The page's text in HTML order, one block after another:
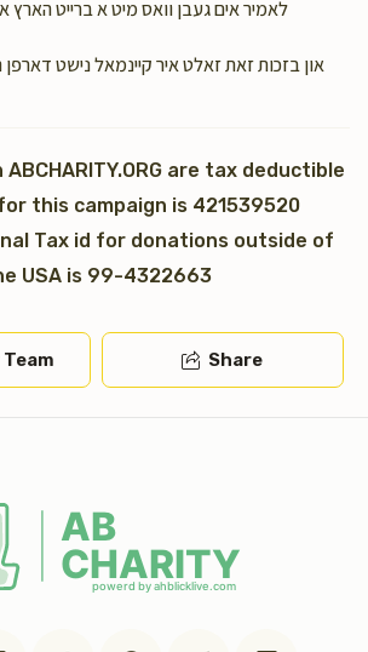
$200.00
לאמיר אים געבן וואס מיט א ברייט הארץ
און בזכות זאת זאלט איר קיינמאל נישט
are tax deductible
this campaign is 421539520
Tax id for donations outside of
USA is 99-4322663
Share